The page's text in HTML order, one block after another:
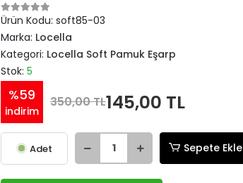
Ürün Kodu: soft85-03
Marka: Locella
Kategori: Locella Soft Pamuk Eşarp
Stok: 5
%59
indirim
350,00 TL145,00 TL
Adet Sepete Ekle